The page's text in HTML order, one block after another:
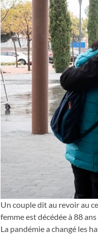
Un couple dit au revoir au
femme est décédée à 88
La pandémie a changé les